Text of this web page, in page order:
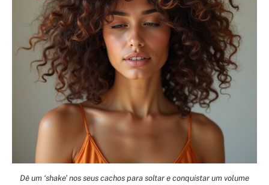
Dê um ‘shake’ nos seus cachos para soltar e conquistar um volume